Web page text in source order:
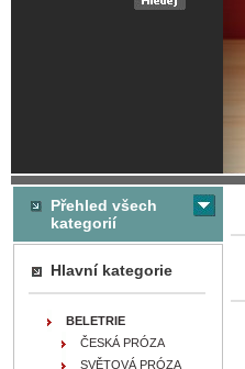
Přehled všech
kategorií
Hlavní kategorie
BELETRIE
ČESKÁ PRÓZA
SVĚTOVÁ PRÓZA